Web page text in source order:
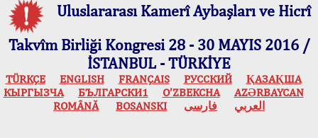
Uluslararası Kamerî Aybaşları ve Hicrî
Takvîm Birliği Kongresi 28 - 30 MAYIS 2016 /
İSTANBUL - TÜRKİYE
TÜRKÇE ENGLISH FRANÇAIS РУССКИЙ
ҚАЗАҚША
КЫPГЫЗЧA
БЪЛГАРСКИ1 O’ZBEKCHA
AZӘRBAYCAN
ROMÂNĂ
BOSANSKI العربي فارسی